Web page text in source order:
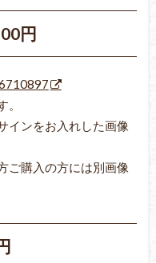
円
インをお入れした画像
ご購入の方には別画像